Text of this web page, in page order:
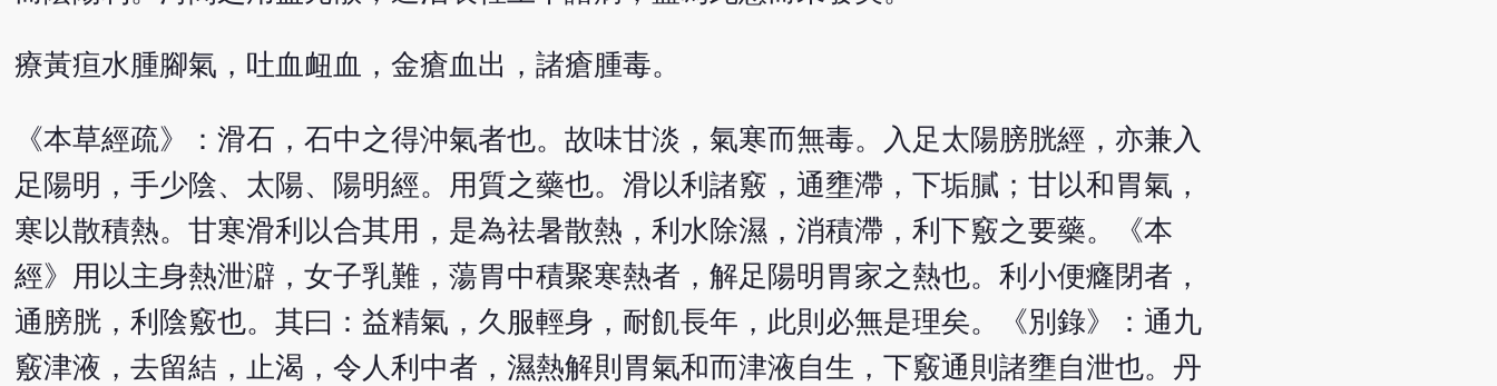
療黃疸水腫腳氣，吐血衄血，金瘡血出，諸瘡腫毒。
《本草經疏》：滑石，石中之得沖氣者也。故味甘淡，氣寒而無毒。入足太陽膀胱經，亦兼入
足陽明，手少陰、太陽、陽明經。用質之藥也。滑以利諸竅，通壅滯，下垢膩；甘以和胃氣，
寒以散積熱。甘寒滑利以合其用，是為祛暑散熱，利水除濕，消積滯，利下竅之要藥。《本
經》用以主身熱泄澼，女子乳難，蕩胃中積聚寒熱者，解足陽明胃家之熱也。利小便癃閉者，
通膀胱，利陰竅也。其曰：益精氣，久服輕身，耐飢長年，此則必無是理矣。《別錄》：通九
竅津液，去留結，止渴，令人利中者，濕熱解則胃氣和而津液自生，下竅通則諸壅自泄也。丹